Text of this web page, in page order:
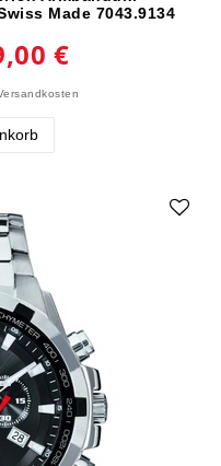
Made 7043.9134
€